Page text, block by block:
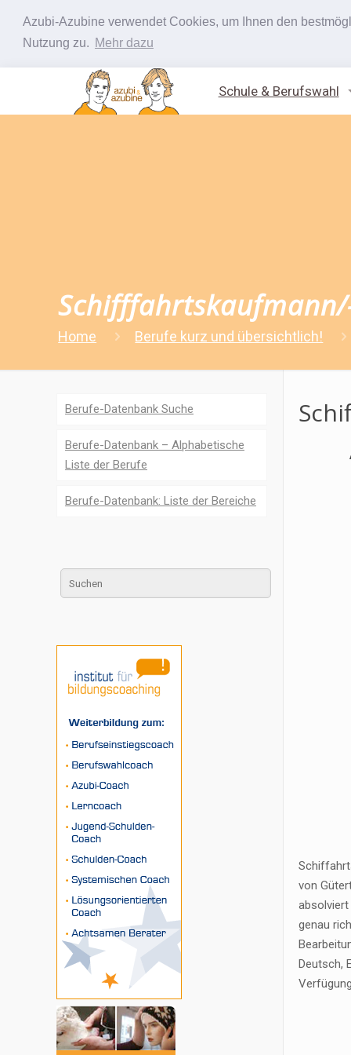
Azubi-Azubine verwendet Cookies, um Ihnen den
Nutzung zu. Mehr dazu
Schule & Berufswahl
Home Berufe kurz und übersichtlich!
von
genau
Deutsch,
Berufe-Datenbank Suche
Berufe-Datenbank – Alphabetische
Liste der Berufe
Berufe-Datenbank: Liste der Bereiche